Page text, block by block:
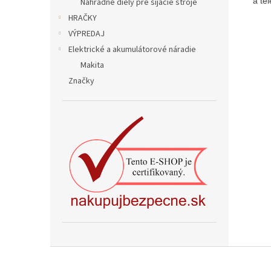
Náhradné diely pre šijacie stroje
HRAČKY
VÝPREDAJ
Elektrické a akumulátorové náradie
Makita
Značky